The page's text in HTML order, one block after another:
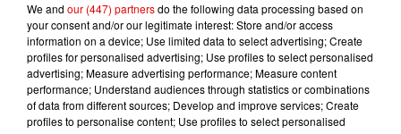
NAIKA
One Track Mind
VITAA & CLAUDIO
CAPEO
RIVIERA
She Doesn't Mind
We and our (447) partnersdo the following data processing based on
your consent and/or our legitimate interest: Store and/or access
information on a device; Use limited data to select advertising; Create
profiles for personalised advertising; Use profiles to select personalised
advertising; Measure advertising performance; Measure content
performance; Understand audiences through statistics or combinations
of data from different sources; Develop and improve services; Create
profiles to personalise content; Use profiles to select personalised